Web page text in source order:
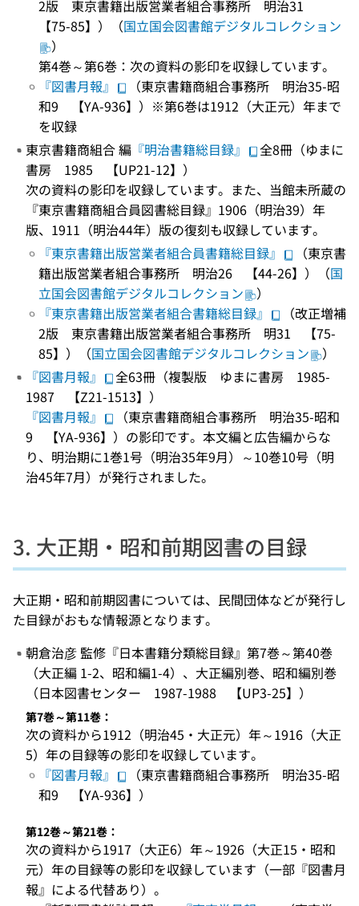
2版 東京書籍出版営業者組合事務所 明治31
【75-85】）（国立国会図書館デジタルコレクション
）
第4巻～第6巻：次の資料の影印を収録しています。
『図書月報』
（東京書籍商組合事務所 明治35-昭
和9 【YA-936】）※第6巻は1912（大正元）年まで
を収録
東京書籍商組合 編 『明治書籍総目録』
全8冊（ゆまに
書房 1985 【UP21-12】）
次の資料の影印を収録しています。また、当館未所蔵の
『東京書籍商組合員図書総目録』1906（明治39）年
版、1911（明治44年）版の復刻も収録しています。
『東京書籍出版営業者組合員書籍総目録』
（東京書
籍出版営業者組合事務所 明治26 【44-26】）（国
立国会図書館デジタルコレクション
）
『東京書籍出版営業者組合書籍総目録』
（改正増補
2版 東京書籍出版営業者組合事務所 明31 【75-
85】）（国立国会図書館デジタルコレクション
）
『図書月報』
全63冊（複製版 ゆまに書房 1985-
1987 【Z21-1513】）
『図書月報』
（東京書籍商組合事務所 明治35-昭和
9 【YA-936】）の影印です。本文編と広告編からな
り、明治期に1巻1号（明治35年9月）～10巻10号（明
治45年7月）が発行されました。
3. 大正期・昭和前期図書の目録
大正期・昭和前期図書については、民間団体などが発行し
た目録がおもな情報源となります。
朝倉治彦 監修『日本書籍分類総目録』第7巻～第40巻
（大正編 1-2、昭和編1-4）、大正編別巻、昭和編別巻
（日本図書センター 1987-1988 【UP3-25】）
第7巻～第11巻：
次の資料から1912（明治45・大正元）年～1916（大正
5）年の目録等の影印を収録しています。
『図書月報』
（東京書籍商組合事務所 明治35-昭
和9 【YA-936】）
第12巻～第21巻：
次の資料から1917（大正6）年～1926（大正15・昭和
元）年の目録等の影印を収録しています（一部『図書月
報』による代替あり）。